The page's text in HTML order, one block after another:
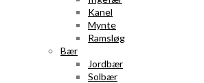
Kanel
Mynte
Ramsløg
Bær
Jordbær
Solbær